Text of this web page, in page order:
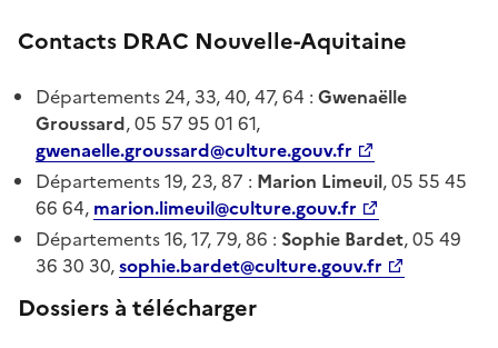
Contacts DRAC Nouvelle-Aquitaine
Départements 24, 33, 40, 47, 64 : Gwenaëlle
Groussard, 05 57 95 01 61,
gwenaelle.groussard@culture.gouv.fr
Départements 19, 23, 87 : Marion Limeuil, 05 55 45
66 64, marion.limeuil@culture.gouv.fr
Départements 16, 17, 79, 86 : Sophie Bardet, 05 49
36 30 30,sophie.bardet@culture.gouv.fr
Dossiers à télécharger